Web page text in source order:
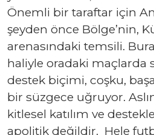
Önemli bir taraftar için
şeyden önce Bölge’nin,
arenasındaki temsili.
haliyle oradaki maçlarda
destek biçimi, coşku,
bir süzgece uğruyor.
kitlesel katılım ve
apolitik değildir. Hele